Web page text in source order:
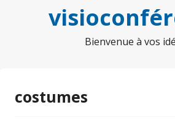
Bienvenue à vos
costumes